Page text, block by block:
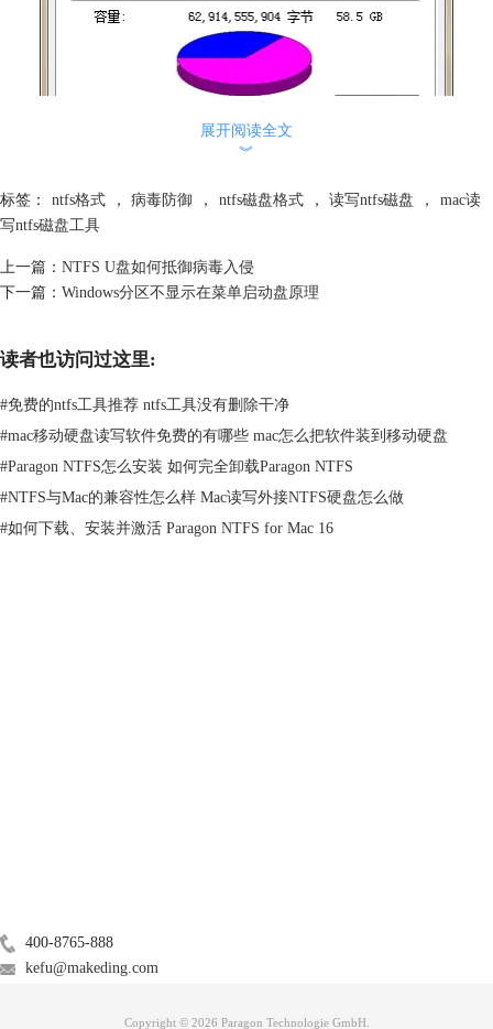
图一：属性显示
定系统中用户使用磁盘空间的大小，比如10KB。这样如果用户在此分区
中传入了一个大于1000KB的文件，那么该文件将遭到系统拒绝，无法顺
展开阅读全文
︾
标签： ntfs格式 ， 病毒防御 ， ntfs磁盘格式 ， 读写ntfs磁盘 ，
mac读
写ntfs磁盘工具
上一篇： NTFS U盘如何抵御病毒入侵
下一篇： Windows分区不显示在菜单启动盘原理
读者也访问过这里:
#免费的ntfs工具推荐 ntfs工具没有删除干净
#mac移动硬盘读写软件免费的有哪些 mac怎么把软件装到移动硬盘
#Paragon NTFS怎么安装 如何完全卸载Paragon NTFS
#NTFS与Mac的兼容性怎么样 Mac读写外接NTFS硬盘怎么做
#如何下载、安装并激活 Paragon NTFS for Mac 16
400-8765-888
kefu@makeding.com
Copyright © 2026 Paragon Technologie GmbH.